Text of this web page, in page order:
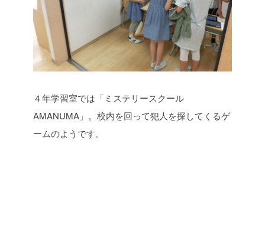
４年学習室では「ミステリースクール
AMANUMA」。校内を回って犯人を探してくるゲ
ームのようです。